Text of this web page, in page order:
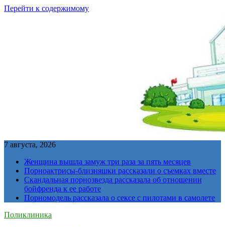
Перейти к содержимому
7 августа, 2026
Женщина вышла замуж три раза за пять месяцев
Порноактрисы-близняшки рассказали о съемках вместе
Скандальная порнозвезда рассказала об отношении
бойфренда к ее работе
Порномодель рассказала о сексе с пилотами в самолете
Поликлиника